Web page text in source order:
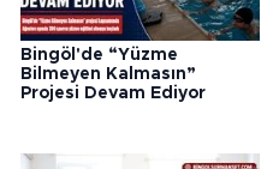
Bingöl'de “Yüzme
Bilmeyen Kalmasın”
Projesi Devam Ediyor